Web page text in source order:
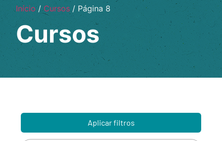
Início/Cursos/ Página 8
Cursos
Aplicar filtros